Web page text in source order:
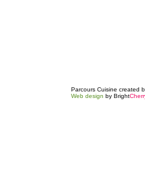
Parcours Cuisine created
Web design by Bright